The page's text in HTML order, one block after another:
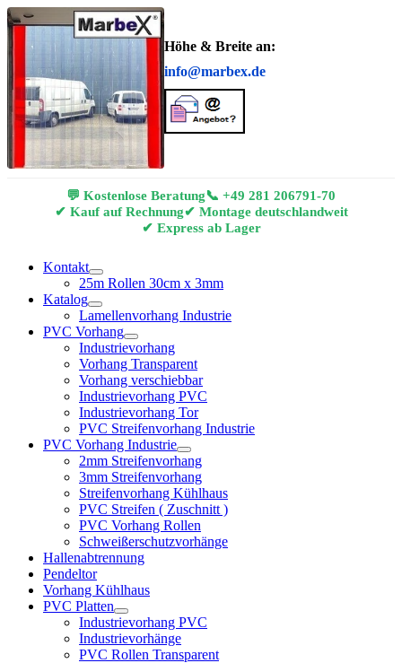
Höhe & Breite an:
info@marbex.de
💬 Kostenlose Beratung📞 +49 281 206791-70
✔ Kauf auf Rechnung✔ Montage deutschlandweit
✔ Express ab Lager
Kontakt
25m Rollen 30cm x 3mm
Katalog
Lamellenvorhang Industrie
PVC Vorhang
Industrievorhang
Vorhang Transparent
Vorhang verschiebbar
Industrievorhang PVC
Industrievorhang Tor
PVC Streifenvorhang Industrie
PVC Vorhang Industrie
2mm Streifenvorhang
3mm Streifenvorhang
Streifenvorhang Kühlhaus
PVC Streifen ( Zuschnitt )
PVC Vorhang Rollen
Schweißerschutzvorhänge
Hallenabtrennung
Pendeltor
Vorhang Kühlhaus
PVC Platten
Industrievorhang PVC
Industrievorhänge
PVC Rollen Transparent